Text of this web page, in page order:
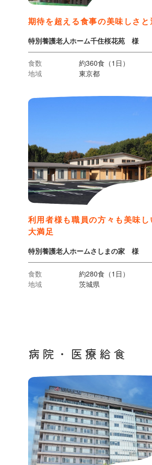
期待を超える食事の美味しさと
特別養護老人ホーム千住桜花苑 様
食数
約360食（1日）
地域
東京都
利用者様も職員の方々も美味し
大満足
特別養護老人ホームさしまの家 様
食数
約280食（1日）
地域
茨城県
病院・医療給食